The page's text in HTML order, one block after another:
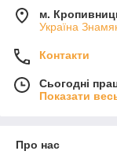
м.
Україна
Контакти
Сьогодні
Показати
Про нас